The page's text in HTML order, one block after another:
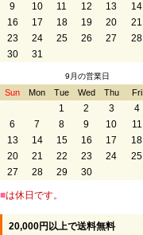
9
10 11 12 13 14
16
17 18 19 20 21
23
24 25 26 27 28
30
31
9月の営業日
Sun Mon Tue Wed Thu Fri
1 2 3 4
6
7 8 9 10 11
13
14 15 16 17 18
20
21 22 23 24 25
27
28 29 30
■は休日です。
20,000円以上で送料無料